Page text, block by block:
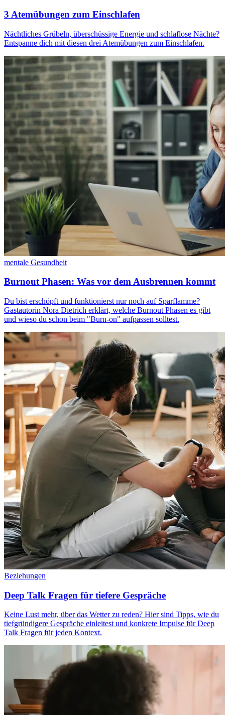
3 Atemübungen zum Einschlafen
Nächtliches Grübeln, überschüssige Energie und schlaflose Nächte?
Entspanne dich mit diesen drei Atemübungen zum Einschlafen.
mentale Gesundheit
Burnout Phasen: Was vor dem Ausbrennen kommt
Du bist erschöpft und funktionierst nur noch auf Sparflamme?
Gastautorin Nora Dietrich erklärt, welche Burnout Phasen es gibt
und wieso du schon beim "Burn-on" aufpassen solltest.
Beziehungen
Deep Talk Fragen für tiefere Gespräche
Keine Lust mehr, über das Wetter zu reden? Hier sind Tipps, wie du
tiefgründigere Gespräche einleitest und konkrete Impulse für Deep
Talk Fragen für jeden Kontext.